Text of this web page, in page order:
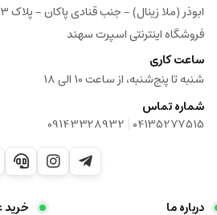
فروشگاه اینترنتی اسپرت سهند
ساعت کاری
شنبه تا پنج‌شنبه، از ساعت 10 الی 18
شماره تماس
04135277515
|
09143328932
درباره ما